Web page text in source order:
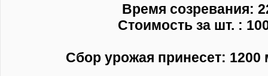
Время созревания:
Стоимость за шт. :
Сбор урожая принесет: 1200